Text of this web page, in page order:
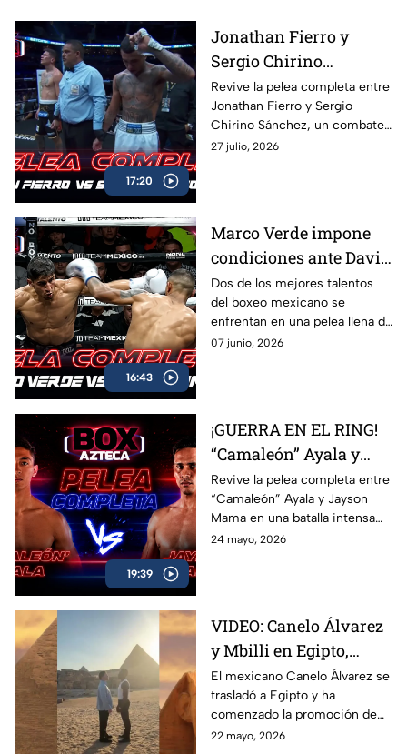
17:20
Jonathan Fierro y
Sergio Chirino
protagonizan una
guerra sobre el ring
Revive la pelea completa entre
Jonathan Fierro y Sergio
Chirino Sánchez, un combate
lleno de intensidad,
27 julio, 2026
16:43
Marco Verde impone
condiciones ante David
Camacho en una
intensa batalla de Box
Azteca
Dos de los mejores talentos
del boxeo mexicano se
enfrentan en una pelea llena de
acción, potencia y grandes
Box Azteca.
07 junio, 2026
19:39
¡GUERRA EN EL RING!
“Camaleón” Ayala y
Jayson Mama se
dieron con todo
Revive la pelea completa entre
“Camaleón” Ayala y Jayson
Mama en una batalla intensa
llena de golpes, emoción y
24 mayo, 2026
VIDEO: Canelo Álvarez
y Mbilli en Egipto,
tienen primer cara a
cara
El mexicano Canelo Álvarez se
trasladó a Egipto y ha
comenzado la promoción de
su combate ante el francés
22 mayo, 2026